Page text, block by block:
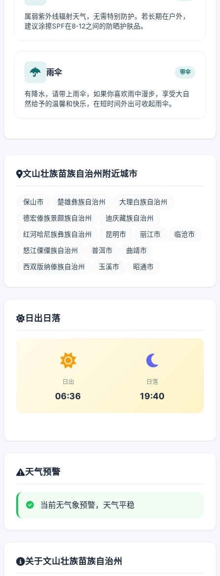
属弱紫外线辐射天气，无需特别防护。若长期在户外，
建议涂擦SPF在8-12之间的防晒护肤品。
雨伞 带伞
有降水，请带上雨伞，如果你喜欢雨中漫步，享受大自
然给予的温馨和快乐，在短时间外出可收起雨伞。
文山壮族苗族自治州附近城市
保山市 楚雄彝族自治州 大理白族自治州
德宏傣族景颇族自治州 迪庆藏族自治州
红河哈尼族彝族自治州 昆明市 丽江市 临沧市
怒江傈僳族自治州 普洱市 曲靖市
西双版纳傣族自治州 玉溪市 昭通市
日出日落
日出
06:36
日落
19:40
天气预警
当前无气象预警，天气平稳
关于文山壮族苗族自治州